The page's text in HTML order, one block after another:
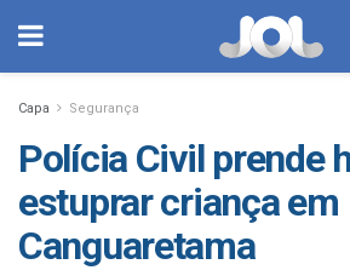
Capa Segurança
Polícia Civil prende
estuprar criança em
Canguaretama